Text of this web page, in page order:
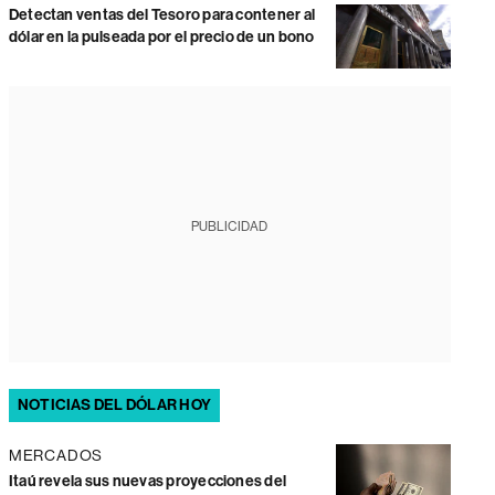
Detectan ventas del Tesoro para contener al
dólar en la pulseada por el precio de un bono
PUBLICIDAD
NOTICIAS DEL DÓLAR HOY
MERCADOS
Itaú revela sus nuevas proyecciones del